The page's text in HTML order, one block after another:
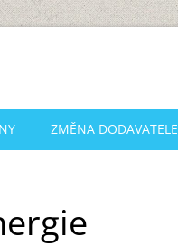
ZMĚNA DODAVATELE